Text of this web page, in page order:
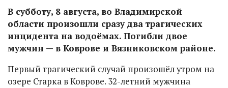
В субботу, 8 августа, во Владимирской
области произошли сразу два трагических
инцидента на водоёмах. Погибли двое
мужчин — в Коврове и Вязниковском районе.
Первый трагический случай произошёл утром на
озере Старка в Коврове. 32-летний мужчина